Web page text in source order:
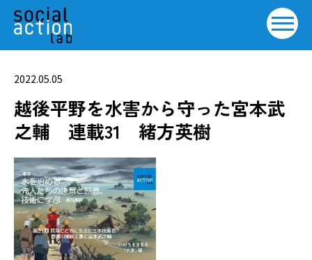
2022.05.05
越後平野を水害から守った宮本武
之輔 連載31 緒方英樹